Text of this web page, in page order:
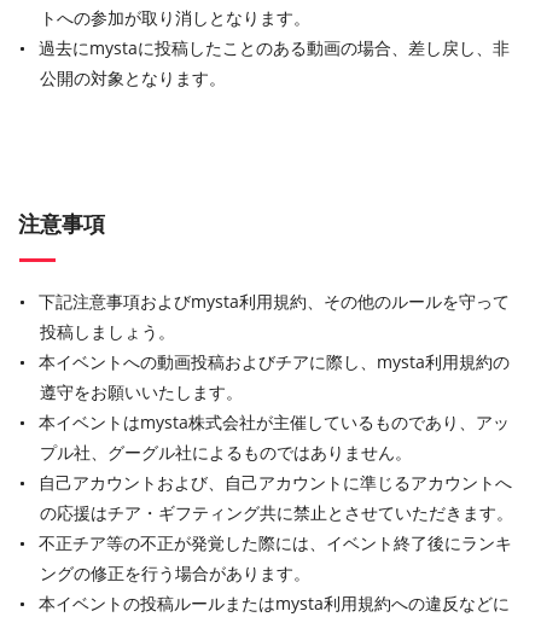
トへの参加が取り消しとなります。
過去にmystaに投稿したことのある動画の場合、差し戻し、非
公開の対象となります。
注意事項
下記注意事項およびmysta利用規約、その他のルールを守って
投稿しましょう。
本イベントへの動画投稿およびチアに際し、mysta利用規約の
遵守をお願いいたします。
本イベントはmysta株式会社が主催しているものであり、アッ
プル社、グーグル社によるものではありません。
自己アカウントおよび、自己アカウントに準じるアカウントへ
の応援はチア・ギフティング共に禁止とさせていただきます。
不正チア等の不正が発覚した際には、イベント終了後にランキ
ングの修正を行う場合があります。
本イベントの投稿ルールまたはmysta利用規約への違反などに